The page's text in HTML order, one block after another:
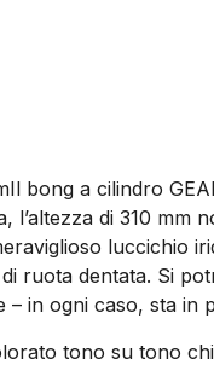
Il bong a cilindro
l’altezza di 310 mm
luccichio
ruota dentata. Si
in ogni caso, sta in
tono su tono